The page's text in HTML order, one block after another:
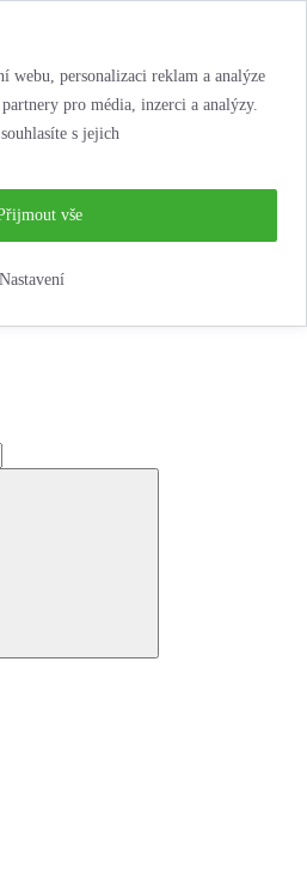
webu, personalizaci reklam a analýze
pro média, inzerci a analýzy.
s jejich
Nastavení
vše